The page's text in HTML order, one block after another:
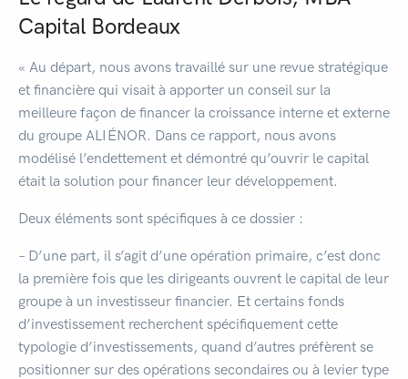
Capital Bordeaux
« Au départ, nous avons travaillé sur une revue stratégique
et financière qui visait à apporter un conseil sur la
meilleure façon de financer la croissance interne et externe
du groupe ALIÉNOR. Dans ce rapport, nous avons
modélisé l’endettement et démontré qu’ouvrir le capital
était la solution pour financer leur développement.
Deux éléments sont spécifiques à ce dossier :
– D’une part, il s’agit d’une opération primaire, c’est donc
la première fois que les dirigeants ouvrent le capital de leur
groupe à un investisseur financier. Et certains fonds
d’investissement recherchent spécifiquement cette
typologie d’investissements, quand d’autres préfèrent se
positionner sur des opérations secondaires ou à levier type